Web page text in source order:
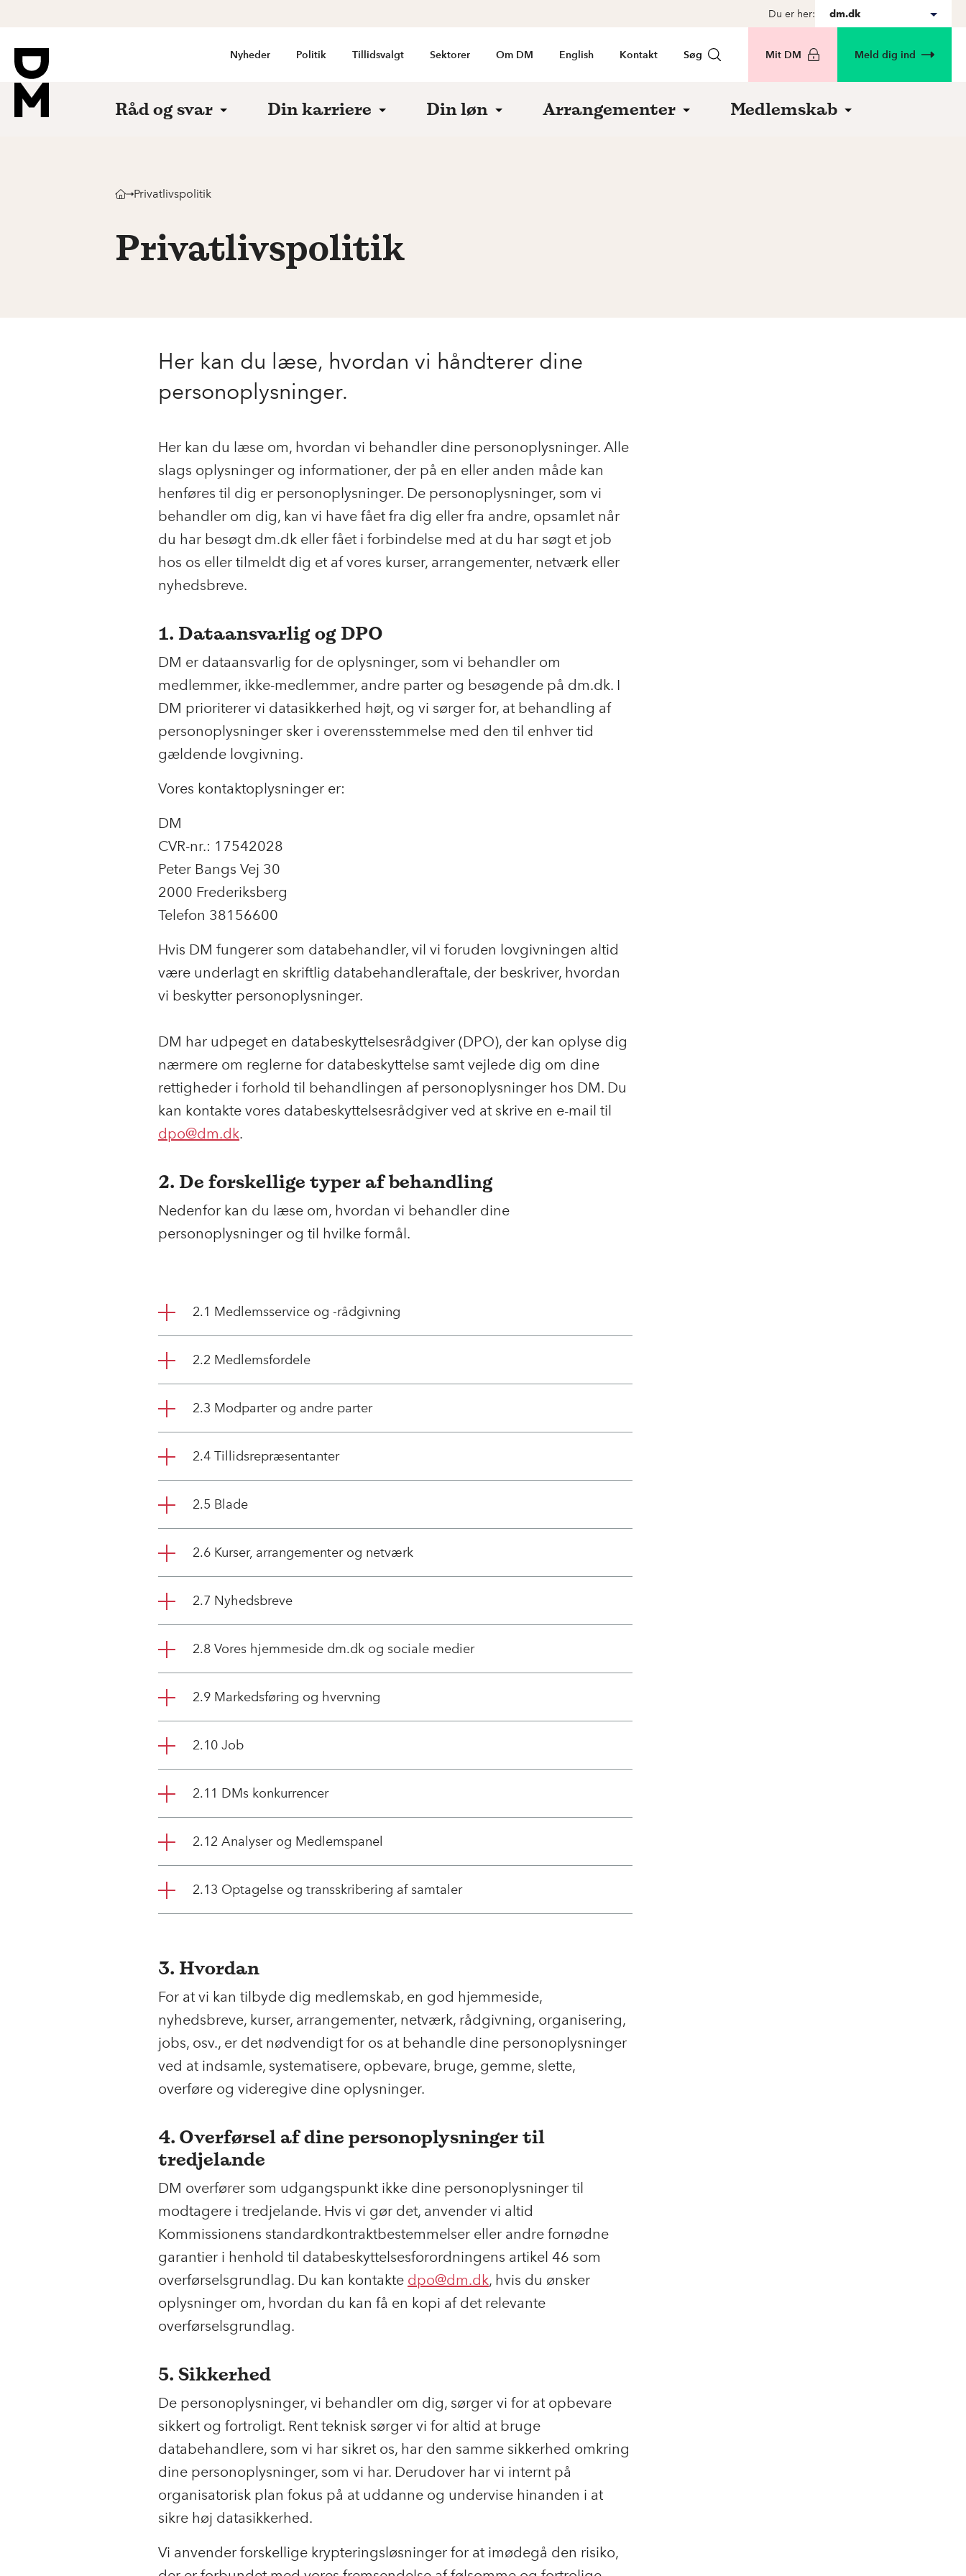
Du er her: dm.dk
Nyheder Politik Tillidsvalgt Sektorer Om DM English Kontakt Søg Mit DM Meld dig ind
Råd og svar Din karriere Din løn Arrangementer Medlemskab
Privatlivspolitik
Privatlivspolitik
Her kan du læse, hvordan vi håndterer dine
personoplysninger.
Her kan du læse om, hvordan vi behandler dine personoplysninger. Alle
slags oplysninger og informationer, der på en eller anden måde kan
henføres til dig er personoplysninger. De personoplysninger, som vi
behandler om dig, kan vi have fået fra dig eller fra andre, opsamlet når
du har besøgt dm.dk eller fået i forbindelse med at du har søgt et job
hos os eller tilmeldt dig et af vores kurser, arrangementer, netværk eller
nyhedsbreve.
1. Dataansvarlig og DPO
DM er dataansvarlig for de oplysninger, som vi behandler om
medlemmer, ikke-medlemmer, andre parter og besøgende på dm.dk. I
DM prioriterer vi datasikkerhed højt, og vi sørger for, at behandling af
personoplysninger sker i overensstemmelse med den til enhver tid
gældende lovgivning.
Vores kontaktoplysninger er:
DM
CVR-nr.: 17542028
Peter Bangs Vej 30
2000 Frederiksberg
Telefon 38156600
Hvis DM fungerer som databehandler, vil vi foruden lovgivningen altid
være underlagt en skriftlig databehandleraftale, der beskriver, hvordan
vi beskytter personoplysninger.
DM har udpeget en databeskyttelsesrådgiver (DPO), der kan oplyse dig
nærmere om reglerne for databeskyttelse samt vejlede dig om dine
rettigheder i forhold til behandlingen af personoplysninger hos DM. Du
kan kontakte vores databeskyttelsesrådgiver ved at skrive en e-mail til
dpo@dm.dk.
2. De forskellige typer af behandling
Nedenfor kan du læse om, hvordan vi behandler dine
personoplysninger og til hvilke formål.
2.1 Medlemsservice og -rådgivning
2.2 Medlemsfordele
2.3 Modparter og andre parter
2.4 Tillidsrepræsentanter
2.5 Blade
2.6 Kurser, arrangementer og netværk
2.7 Nyhedsbreve
2.8 Vores hjemmeside dm.dk og sociale medier
2.9 Markedsføring og hvervning
2.10 Job
2.11 DMs konkurrencer
2.12 Analyser og Medlemspanel
2.13 Optagelse og transskribering af samtaler
3. Hvordan
For at vi kan tilbyde dig medlemskab, en god hjemmeside,
nyhedsbreve, kurser, arrangementer, netværk, rådgivning, organisering,
jobs, osv., er det nødvendigt for os at behandle dine personoplysninger
ved at indsamle, systematisere, opbevare, bruge, gemme, slette,
overføre og videregive dine oplysninger.
4. Overførsel af dine personoplysninger til
tredjelande
DM overfører som udgangspunkt ikke dine personoplysninger til
modtagere i tredjelande. Hvis vi gør det, anvender vi altid
Kommissionens standardkontraktbestemmelser eller andre fornødne
garantier i henhold til databeskyttelsesforordningens artikel 46 som
overførselsgrundlag. Du kan kontakte dpo@dm.dk, hvis du ønsker
oplysninger om, hvordan du kan få en kopi af det relevante
overførselsgrundlag.
5. Sikkerhed
De personoplysninger, vi behandler om dig, sørger vi for at opbevare
sikkert og fortroligt. Rent teknisk sørger vi for altid at bruge
databehandlere, som vi har sikret os, har den samme sikkerhed omkring
dine personoplysninger, som vi har. Derudover har vi internt på
organisatorisk plan fokus på at uddanne og undervise hinanden i at
sikre høj datasikkerhed.
Vi anvender forskellige krypteringsløsninger for at imødegå den risiko,